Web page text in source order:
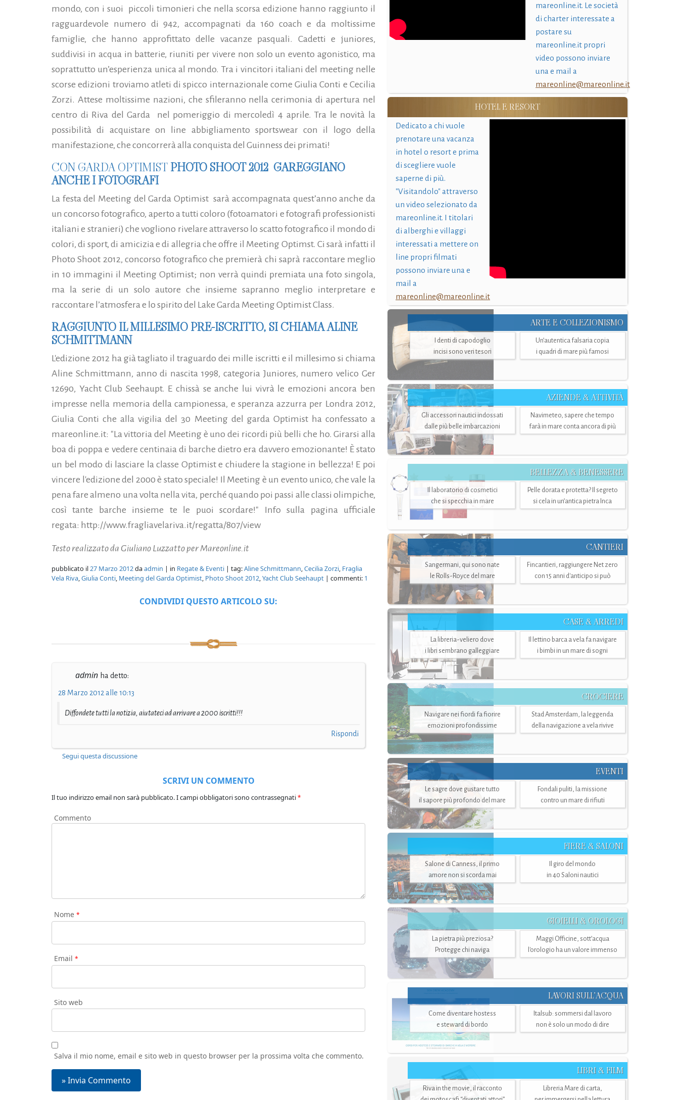
mondo, con i suoi piccoli timonieri che nella scorsa edizione hanno raggiunto il
ragguardevole numero di 942, accompagnati da 160 coach e da moltissime
famiglie, che hanno approfittato delle vacanze pasquali. Cadetti e juniores,
suddivisi in acqua in batterie, riuniti per vivere non solo un evento agonistico, ma
soprattutto un’esperienza unica al mondo. Tra i vincitori italiani del meeting nelle
scorse edizioni troviamo atleti di spicco internazionale come Giulia Conti e Cecilia
Zorzi. Attese moltissime nazioni, che sfileranno nella cerimonia di apertura nel
centro di Riva del Garda nel pomeriggio di mercoledì 4 aprile. Tra le novità la
possibilità di acquistare on line abbigliamento sportswear con il logo della
manifestazione, che concorrerà alla conquista del Guinness dei primati!
CON GARDAOPTIMISTPHOTO SHOOT 2012 GAREGGIANO
ANCHE I FOTOGRAFI
La festa del Meeting del Garda Optimist sarà accompagnata quest’anno anche da
un concorso fotografico, aperto a tutti coloro (fotoamatori e fotografi professionisti
italiani e stranieri) che vogliono rivelare attraverso lo scatto fotografico il mondo di
colori, di sport, di amicizia e di allegria che offre il Meeting Optimst. Ci sarà infatti il
Photo Shoot 2012, concorso fotografico che premierà chi saprà raccontare meglio
in 10 immagini il Meeting Optimist; non verrà quindi premiata una foto singola,
ma la serie di un solo autore che insieme sapranno meglio interpretare e
raccontare l’atmosfera e lo spirito del Lake Garda Meeting Optimist Class.
RAGGIUNTO IL MILLESIMO PRE-ISCRITTO, SI CHIAMA ALINE
SCHMITTMANN
L'edizione 2012 ha già tagliato il traguardo dei mille iscritti e il millesimo si chiama
Aline Schmittmann, anno di nascita 1998, categoria Juniores, numero velico Ger
12690, Yacht Club Seehaupt. E chissà se anche lui vivrà le emozioni ancora ben
impresse nella memoria della campionessa, e speranza azzurra per Londra 2012,
Giulia Conti che alla vigilia del 30 Meeting del garda Optimist ha confessato a
mareonline.it: "La vittoria del Meeting è uno dei ricordi più belli che ho. Girarsi alla
boa di poppa e vedere centinaia di barche dietro era davvero emozionante! È stato
un bel modo di lasciare la classe Optimist e chiudere la stagione in bellezza! E poi
vincere l'edizione del 2000 è stato speciale! Il Meeting è un evento unico, che vale la
pena fare almeno una volta nella vita, perché quando poi passi alle classi olimpiche,
così tante barche insieme te le puoi scordare!" Info sulla pagina ufficiale
regata: http://www.fragliavelariva.it/regatta/807/view
Testo realizzato da Giuliano Luzzatto per Mareonline.it
pubblicato il27 Marzo 2012daadmin | in Regate & Eventi | tag:Aline Schmittmann,Cecilia Zorzi, Fraglia
Vela Riva,Giulia Conti, Meeting del Garda Optimist, Photo Shoot 2012,Yacht Club Seehaupt | commenti: 1
CONDIVIDI QUESTO ARTICOLO SU:
admin ha detto:
28 Marzo 2012 alle 10:13
Diffondete tutti la notizia, aiutateci ad arrivare a 2000 iscritti!!!
Rispondi
Segui questa discussione
SCRIVI UN COMMENTO
Il tuo indirizzo email non sarà pubblicato.I campi obbligatori sono contrassegnati*
Commento
Nome *
Email *
Sito web
Salva il mio nome, email e sito web in questo browser per la prossima volta che commento.
mareonline.it. Le società
di charter interessate a
postare su
mareonline.it propri
video possono inviare
una e mail a
mareonline@mareonline.it
HOTEL E RESORT
Dedicato a chi vuole
prenotare una vacanza
in hotel o resort e prima
di scegliere vuole
saperne di più.
"Visitandolo" attraverso
un video selezionato da
mareonline.it. I titolari
di alberghi e villaggi
interessati a mettere on
line propri filmati
possono inviare una e
mail a
mareonline@mareonline.it
ARTE E COLLEZIONISMO
I denti di capodoglio
incisi sono veri tesori
Un’autentica falsaria copia
i quadri di mare più famosi
AZIENDE & ATTIVITÀ
Gli accessori nautici indossati
dalle più belle imbarcazioni
Navimeteo, sapere che tempo
farà in mare conta ancora di più
BELLEZZA & BENESSERE
Il laboratorio di cosmetici
che si specchia in mare
Pelle dorata e protetta? Il segreto
si cela in un’antica pietra Inca
CANTIERI
Sangermani, qui sono nate
le Rolls-Royce del mare
Fincantieri, raggiungere Net zero
con 15 anni d'anticipo si può
CASE & ARREDI
La libreria-veliero dove
i libri sembrano galleggiare
Il lettino barca a vela fa navigare
i bimbi in un mare di sogni
CROCIERE
Navigare nei fiordi fa fiorire
emozioni profondissime
Stad Amsterdam, la leggenda
della navigazione a vela rivive
EVENTI
Le sagre dove gustare tutto
il sapore più profondo del mare
Fondali puliti, la missione
contro un mare di rifiuti
FIERE & SALONI
Salone di Canness, il primo
amore non si scorda mai
Il giro del mondo
in 40 Saloni nautici
GIOIELLI & OROLOGI
La pietra più preziosa?
Protegge chi naviga
Maggi Officine, sott’acqua
l'orologio ha un valore immenso
LAVORI SULL’ACQUA
Come diventare hostess
e steward di bordo
Italsub: sommersi dal lavoro
non è solo un modo di dire
LIBRI & FILM
Riva in the movie, il racconto
Libreria Mare di carta,